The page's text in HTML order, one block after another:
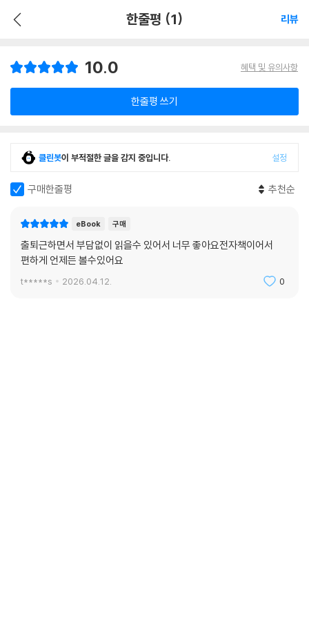
한줄평 (1) 리뷰
10.0 혜택 및 유의사항
한줄평 쓰기
클린봇이 부적절한 글을 감지 중입니다. 설정
구매한줄평 추천순
eBook 구매
출퇴근하면서 부담없이 읽을수 있어서 너무 좋아요전자책이어서
편하게 언제든 볼수있어요
t*****s 2026.04.12. 0